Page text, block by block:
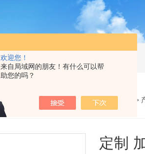
欢迎您！
来自局域网的朋友！有什么可以帮
助您的吗？
您的位置：网站首页 >
定制